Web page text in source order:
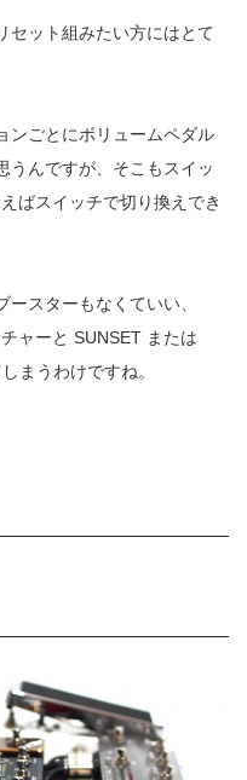
セット組みたい方にはとて
ンごとにボリュームペダル
うんですが、そこもスイッ
ばスイッチで切り換えでき
スターもなくていい、
ャーと SUNSET または
まうわけですね。